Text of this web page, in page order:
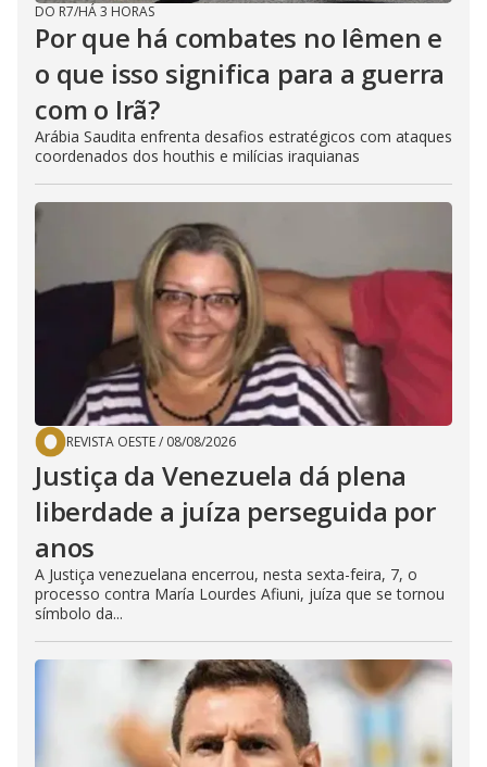
DO R7/HÁ 3 HORAS
Por que há combates no Iêmen e
o que isso significa para a guerra
com o Irã?
Arábia Saudita enfrenta desafios estratégicos com ataques
coordenados dos houthis e milícias iraquianas
REVISTA OESTE/ 08/08/2026
Justiça da Venezuela dá plena
liberdade a juíza perseguida por
anos
A Justiça venezuelana encerrou, nesta sexta-feira, 7, o
processo contra María Lourdes Afiuni, juíza que se tornou
símbolo da...